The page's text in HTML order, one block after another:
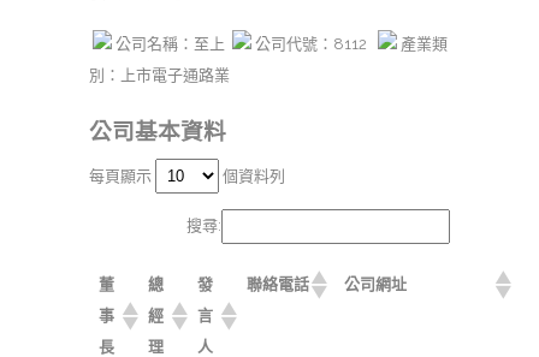
公司名稱：至上 公司代號：8112
產業類
別：上市電子通路業
公司基本資料
每頁顯示 個資料列
搜尋:
董
事
長
總
經
理
發
言
人
聯絡電話 公司網址